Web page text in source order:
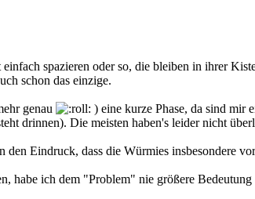
spazieren oder so, die bleiben in ihrer
schon das einzige.
genau
) eine kurze Phase, da sind mir
drinnen). Die meisten haben's leider nicht
Eindruck, dass die Würmies insbesondere
ich dem "Problem" nie größere